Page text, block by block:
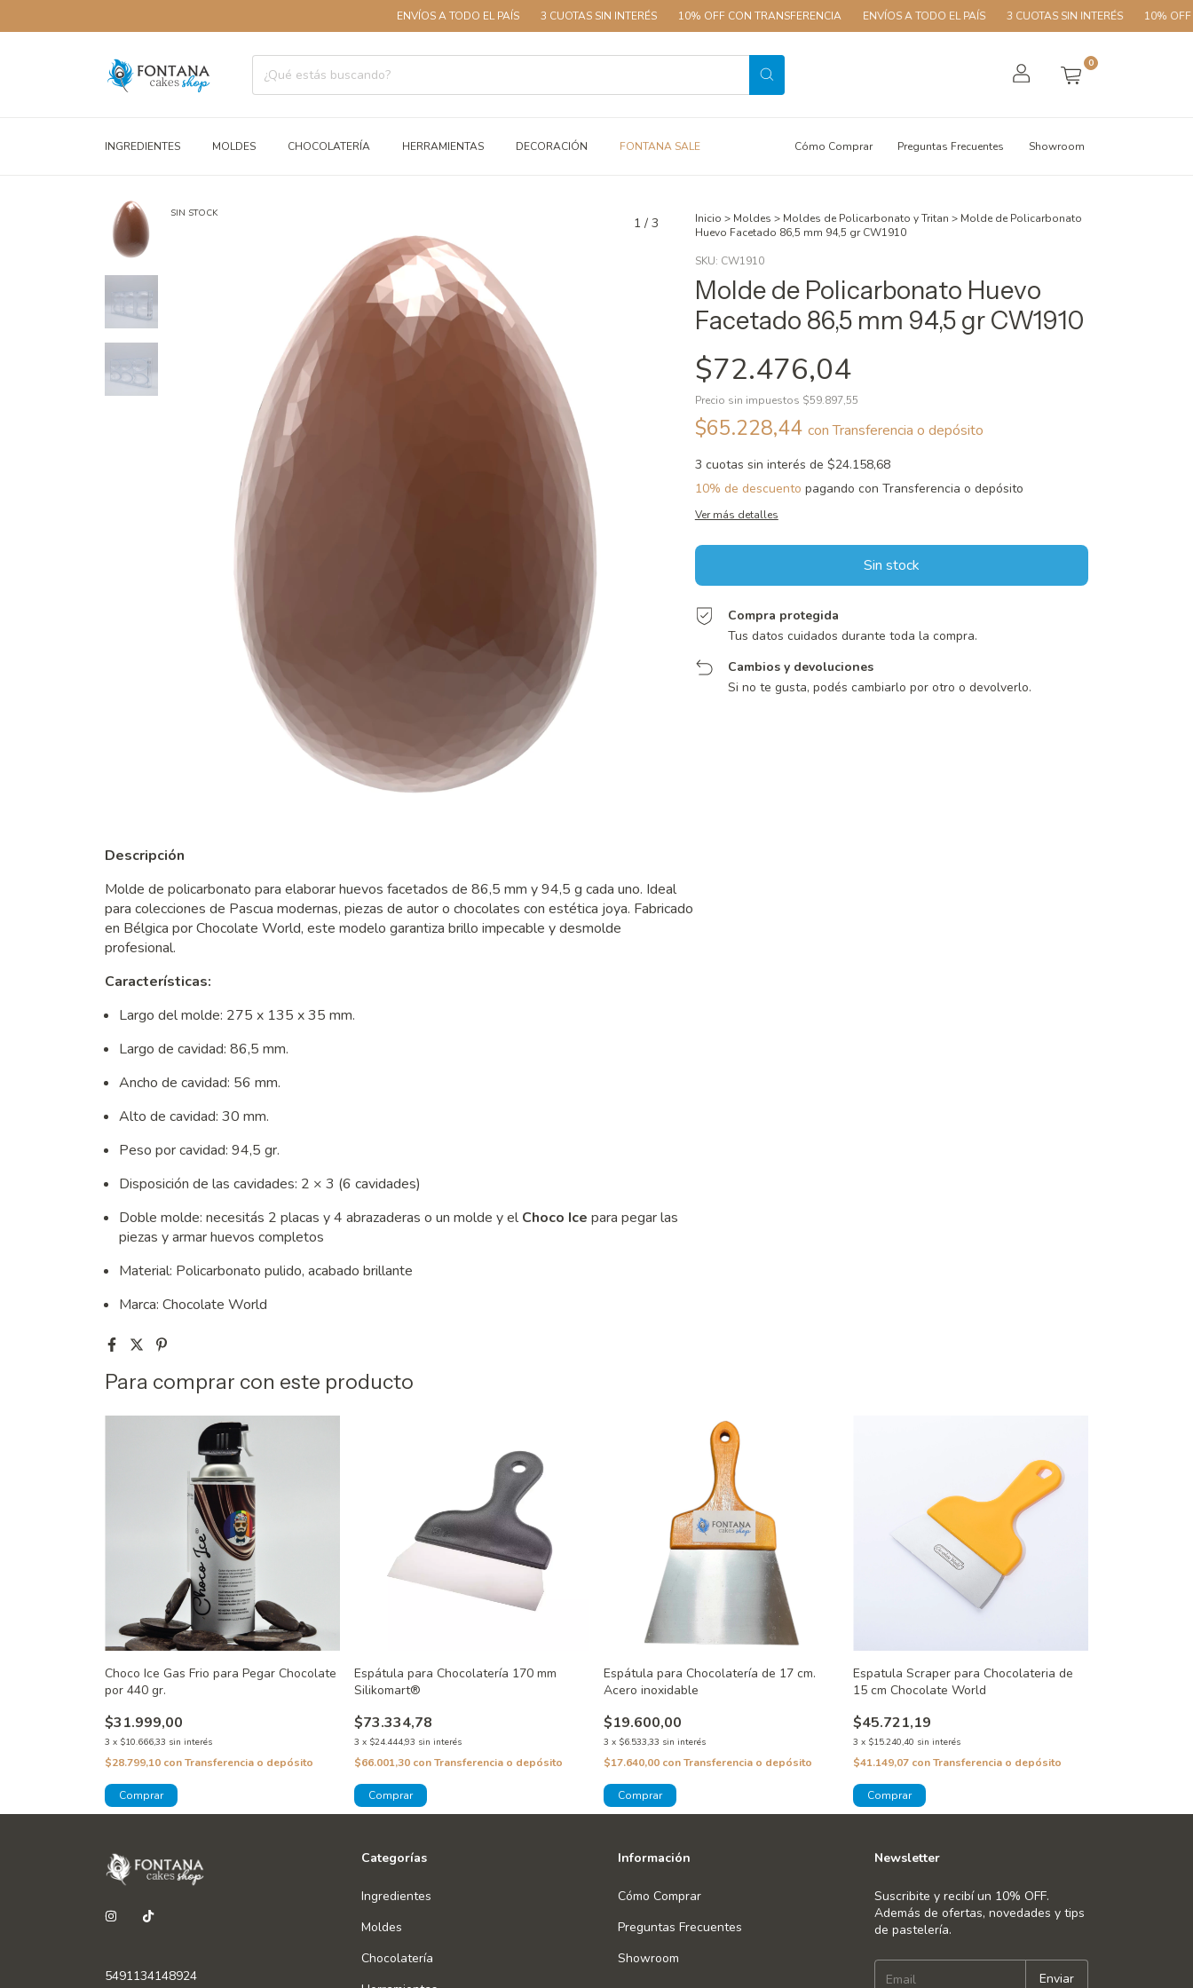
ENVÍOS A TODO EL PAÍS 3 CUOTAS SIN INTERÉS 10% OFF CON TRANSFERENCIA ENVÍOS A TODO EL PAÍS 3 CUOTAS SIN INTERÉS 10% OFF CON
0
INGREDIENTES MOLDES CHOCOLATERÍA HERRAMIENTAS DECORACIÓN FONTANA SALE Cómo Comprar Preguntas Frecuentes Showroom
SIN STOCK
1 / 3 Inicio > Moldes > Moldes de Policarbonato y Tritan > Molde de Policarbonato
Huevo Facetado 86,5 mm 94,5 gr CW1910
SKU: CW1910
Molde de Policarbonato Huevo
Facetado 86,5 mm 94,5 gr CW1910
$72.476,04
Precio sin impuestos $59.897,55
$65.228,44 con Transferencia o depósito
3 cuotas sin interés de $24.158,68
10% de descuento pagando con Transferencia o depósito
Ver más detalles
Compra protegida
Tus datos cuidados durante toda la compra.
Cambios y devoluciones
Si no te gusta, podés cambiarlo por otro o devolverlo.
Descripción
Molde de policarbonato para elaborar huevos facetados de 86,5 mm y 94,5 g cada uno. Ideal
para colecciones de Pascua modernas, piezas de autor o chocolates con estética joya. Fabricado
en Bélgica por Chocolate World, este modelo garantiza brillo impecable y desmolde
profesional.
Características:
Largo del molde: 275 x 135 x 35 mm.
Largo de cavidad: 86,5 mm.
Ancho de cavidad: 56 mm.
Alto de cavidad: 30 mm.
Peso por cavidad: 94,5 gr.
Disposición de las cavidades: 2 × 3 (6 cavidades)
Doble molde: necesitás 2 placas y 4 abrazaderas o un molde y elChoco Ice para pegar las
piezas y armar huevos completos
Material: Policarbonato pulido, acabado brillante
Marca: Chocolate World
Para comprar con este producto
Choco Ice Gas Frio para Pegar Chocolate
por 440 gr.
$31.999,00
3 x $10.666,33 sin interés
$28.799,10 conTransferencia o depósito
Espátula para Chocolatería 170 mm
Silikomart®
$73.334,78
3 x $24.444,93 sin interés
$66.001,30 conTransferencia o depósito
Espátula para Chocolatería de 17 cm.
Acero inoxidable
$19.600,00
3 x $6.533,33 sin interés
$17.640,00 conTransferencia o depósito
Espatula Scraper para Chocolateria de
15 cm Chocolate World
$45.721,19
3 x $15.240,40 sin interés
$41.149,07 conTransferencia o depósito
5491134148924
Categorías
Ingredientes
Moldes
Chocolatería
Información
Cómo Comprar
Preguntas Frecuentes
Showroom
Newsletter
Suscribite y recibí un 10% OFF.
Además de ofertas, novedades y tips
de pastelería.